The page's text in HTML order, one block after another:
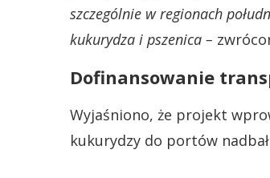
szczególnie w regionach
kukurydza i pszenica –
Dofinansowanie
Wyjaśniono, że projekt
kukurydzy do portów